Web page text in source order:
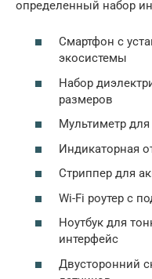
определенный набор
Смартфон с
экосистемы
Набор
размеров
Мультиметр
Индикаторная
Стриппер для
Wi-Fi роутер с
Ноутбук для
интерфейс
Двусторонний